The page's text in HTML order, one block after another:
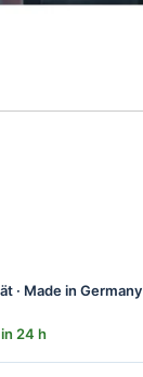
· Made in Germany
in 24 h